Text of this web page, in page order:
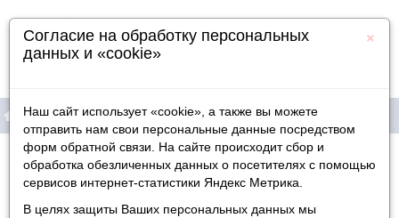
×
Согласие на обработку персональных
данных и «cookie»
Наш сайт использует «cookie», а также вы можете
отправить нам свои персональные данные посредством
форм обратной связи. На сайте происходит сбор и
обработка обезличенных данных о посетителях с помощью
сервисов интернет-статистики Яндекс Метрика.
В целях защиты Ваших персональных данных мы
Продукция
Информация
Главная » Измерительные приборы »Переносные приборы
Индикатор сопротивления М57Д